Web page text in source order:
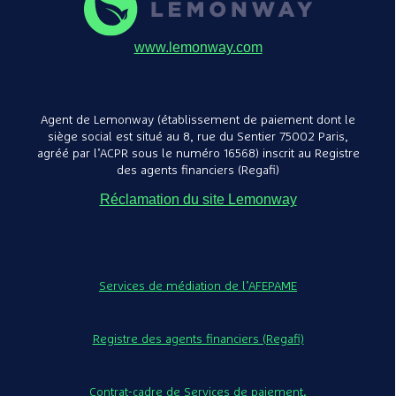
www.lemonway.com
Agent de Lemonway (établissement de paiement dont le
siège social est situé au 8, rue du Sentier 75002 Paris,
agréé par l’ACPR sous le numéro 16568) inscrit au Registre
des agents financiers (Regafi)
Réclamation du site Lemonway
Services de médiation de l’AFEPAME
Registre des agents financiers (Regafi)
Contrat-cadre de Services de paiement.